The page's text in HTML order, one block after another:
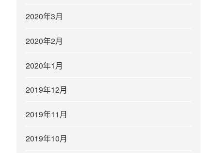
2020年3月
2020年2月
2020年1月
2019年12月
2019年11月
2019年10月